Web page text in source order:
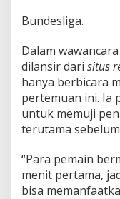
Bundesliga.
Dalam
dilansir dari situs
hanya berbicara
pertemuan ini. Ia
untuk memuji
terutama
“Para pemain
menit pertama,
bisa